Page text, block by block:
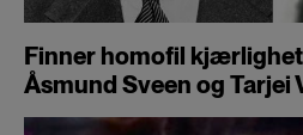
Finner homofil
Åsmund Sveen og Tarjei